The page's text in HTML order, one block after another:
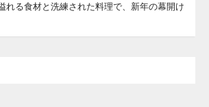
れる食材と洗練された料理で、新年の幕開け